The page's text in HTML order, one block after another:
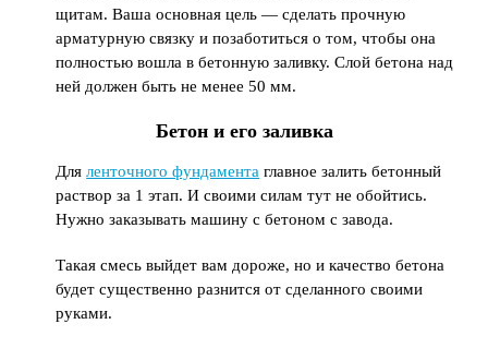
щитам. Ваша основная цель — сделать прочную
арматурную связку и позаботиться о том, чтобы она
полностью вошла в бетонную заливку. Слой бетона над
ней должен быть не менее 50 мм.
Бетон и его заливка
Дляленточного фундамента главное залить бетонный
раствор за 1 этап. И своими силам тут не обойтись.
Нужно заказывать машину с бетоном с завода.
Такая смесь выйдет вам дороже, но и качество бетона
будет существенно разнится от сделанного своими
руками.